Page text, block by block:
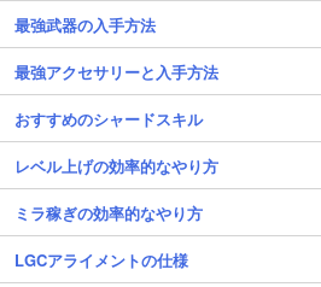
最強武器の入手方法
最強アクセサリーと入手方法
おすすめのシャードスキル
レベル上げの効率的なやり方
ミラ稼ぎの効率的なやり方
LGCアライメントの仕様